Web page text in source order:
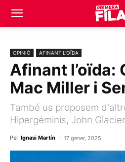
OPINIÓ AFINANT L'OÏDA
Afinant l’oïda:
Mac Miller i
També us proposem
Hipergéminis, John
Per Ignasi Martín - 17 gener, 2025